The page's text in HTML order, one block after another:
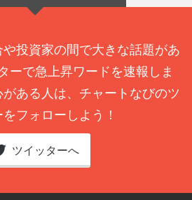
投資家の間で大きな話題があ
ーで急上昇ワードを速報しま
ある人は、チャートなびのツ
フォローしよう！
ツイッターへ